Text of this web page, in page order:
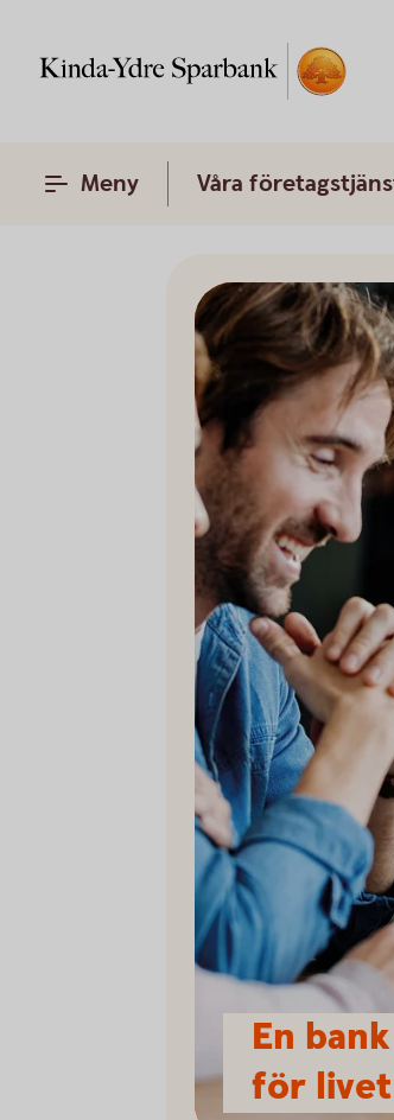
Meny Våra
En bank
för livet